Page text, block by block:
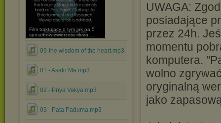
Film traktujacy o tym jak na 5
sposobow zwierzeta sluza ...
09-the wisdom of the heart.mp3
01 - Asato Ma.mp3
02 - Priya Vakya.mp3
03 - Pata Paduma.mp3
UWAGA:
posiadające
przez 24h.
momentu
komputera.
wolno
oryginalną
jako